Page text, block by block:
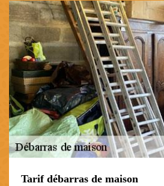
Tarif débarras de maison